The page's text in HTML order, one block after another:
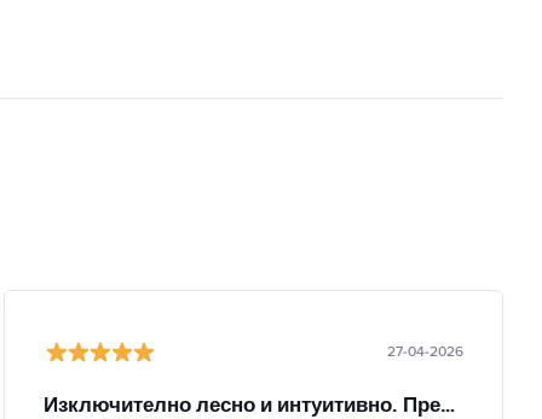
27-04-2026
Изключително лесно и интуитивно. Препоръчвам